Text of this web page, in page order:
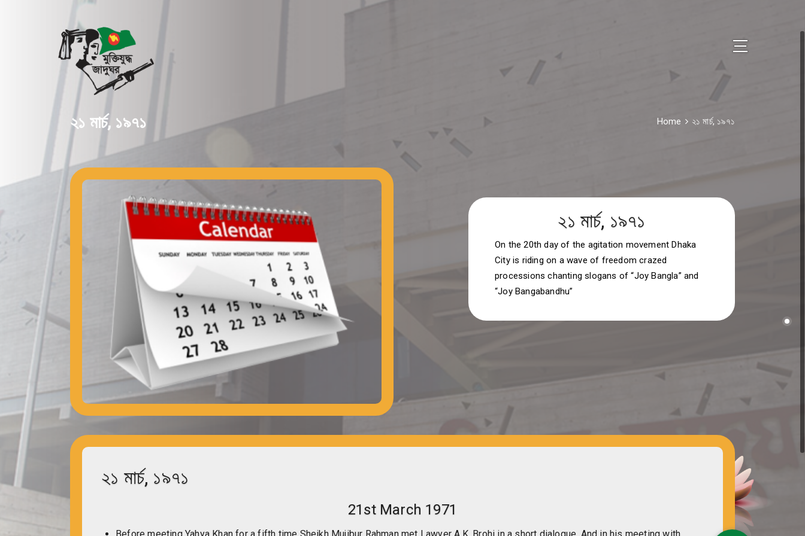
২১ মার্চ, ১৯৭১ Home ২১ মার্চ, ১৯৭১
২১ মার্চ, ১৯৭১
On the 20th day of the agitation movement Dhaka
City is riding on a wave of freedom crazed
processions chanting slogans of “Joy Bangla” and
“Joy Bangabandhu”
২১ মার্চ, ১৯৭১
21st March 1971